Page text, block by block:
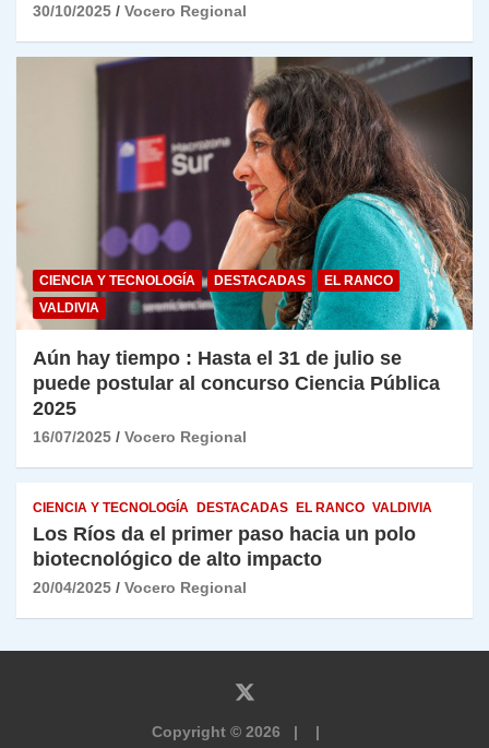
30/10/2025 Vocero Regional
CIENCIA Y TECNOLOGÍA DESTACADAS
EL RANCO
VALDIVIA
Aún hay tiempo : Hasta el 31 de julio se
puede postular al concurso Ciencia Pública
2025
16/07/2025 Vocero Regional
CIENCIA Y TECNOLOGÍA DESTACADAS EL RANCO VALDIVIA
Los Ríos da el primer paso hacia un polo
biotecnológico de alto impacto
20/04/2025 Vocero Regional
Copyright © 2026